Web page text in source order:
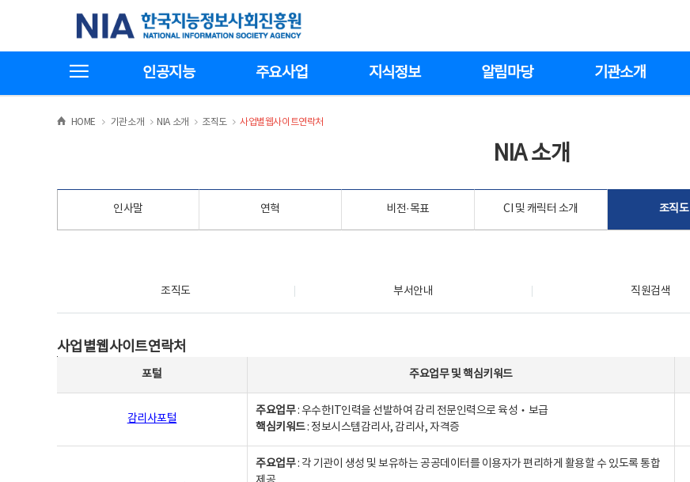
기
한국지능정보사회진흥원
인공지능 주요사업 지식정보 알림마당 기관소개
HOME >
기관소개 >NIA 소개 >
조직도 >
사업별웹사이트연락처
NIA 소개
인사말 연혁 비전·목표 CI 및 캐릭터 소개 조직도
조직도 부서안내 직원검색
사업별웹사이트연락처
포털 주요업무및핵심키워드
감리사포털
주요업무: 우수한IT인력을 선발하여 감리 전문인력으로 육성‧보급
핵심키워드: 정보시스템감리사, 감리사, 자격증
주요업무: 각 기관이 생성 및 보유하는 공공데이터를 이용자가 편리하게 활용할 수 있도록 통합